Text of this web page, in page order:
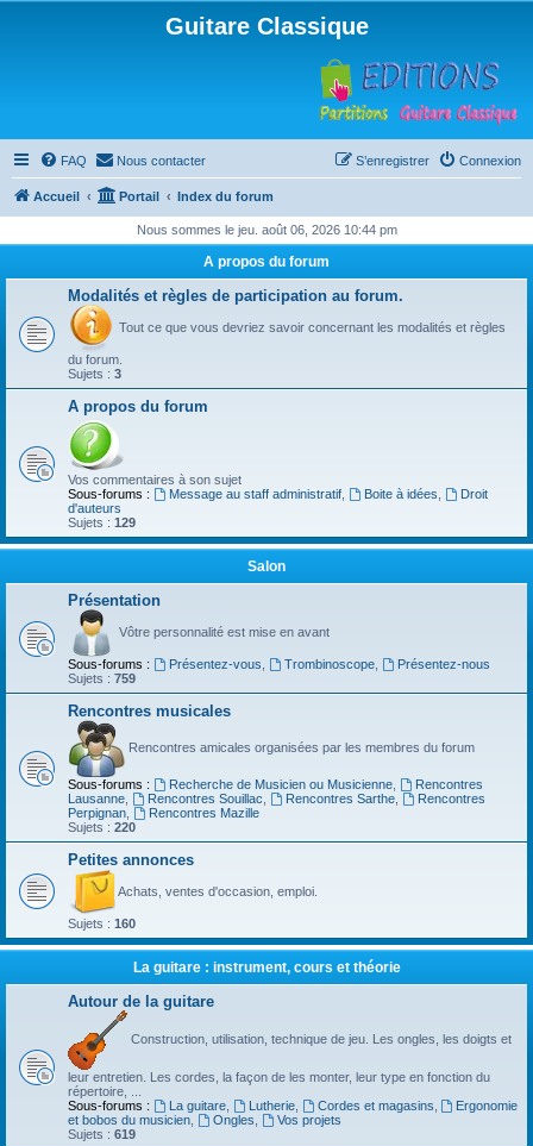
Guitare Classique
FAQ Nous contacter Connexion
S’enregistrer
Accueil Portail Index du forum
Nous sommes le jeu. août 06, 2026 10:44 pm
A propos du forum
Modalités et règles de participation au forum.
Tout ce que vous devriez savoir concernant les modalités et règles
du forum.
Sujets : 3
A propos du forum
Vos commentaires à son sujet
Sous-forums :
Message au staff administratif, Boite à idées
Droit
d'auteurs
Sujets : 129
Salon
Présentation
Vôtre personnalité est mise en avant
Sous-forums : Présentez-vous Trombinoscope,
Présentez-nous
Sujets : 759
Rencontres musicales
Rencontres amicales organisées par les membres du forum
Sous-forums : Recherche de Musicien ou Musicienne,
Rencontres
Lausanne
Rencontres Souillac Rencontres Sarthe,
Rencontres
Perpignan
Rencontres Mazille
Sujets : 220
Petites annonces
Achats, ventes d'occasion, emploi.
Sujets : 160
La guitare : instrument, cours et théorie
Autour de la guitare
Construction, utilisation, technique de jeu. Les ongles, les doigts et
leur entretien. Les cordes, la façon de les monter, leur type en fonction du
répertoire, ...
Sous-forums :
La guitare, Lutherie, Cordes et magasins
Ergonomie
et bobos du musicien
Ongles
Vos projets
Sujets : 619